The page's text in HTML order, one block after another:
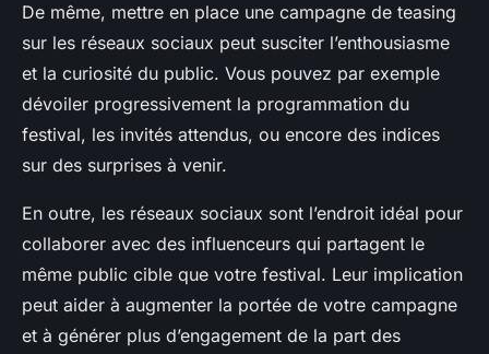
De même, mettre en place une campagne de teasing
sur les réseaux sociaux peut susciter l’enthousiasme
et la curiosité du public. Vous pouvez par exemple
dévoiler progressivement la programmation du
festival, les invités attendus, ou encore des indices
sur des surprises à venir.
En outre, les réseaux sociaux sont l’endroit idéal pour
collaborer avec des influenceurs qui partagent le
même public cible que votre festival. Leur implication
peut aider à augmenter la portée de votre campagne
et à générer plus d’engagement de la part des